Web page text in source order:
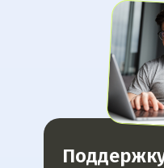
образовательную
лицензию и статус